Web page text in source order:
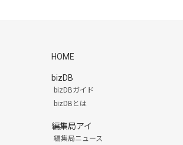
HOME
bizDB
bizDBガイド
bizDBとは
編集局アイ
編集局ニュース